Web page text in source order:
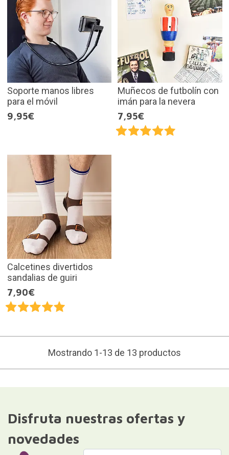
Soporte manos libres
para el móvil
9,95€
Muñecos de futbolín con
imán para la nevera
7,95€
Calcetines divertidos
sandalias de guiri
7,90€
Mostrando 1-13 de 13 productos
Disfruta nuestras ofertas y
novedades